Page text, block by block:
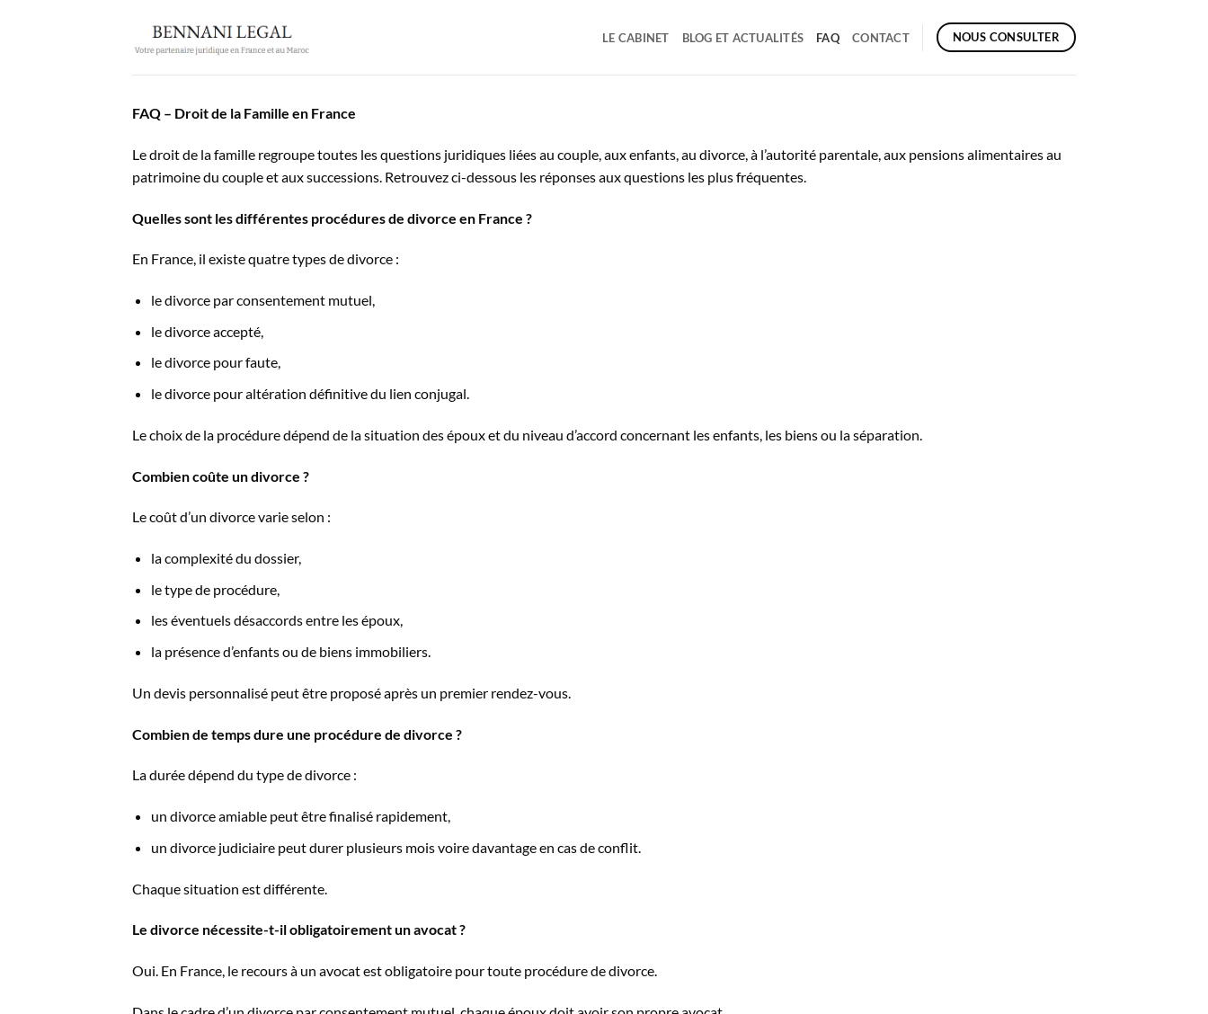
LE CABINET BLOG ET ACTUALITÉS FAQ CONTACT NOUS CONSULTER
FAQ – Droit de la Famille en France
Le droit de la famille regroupe toutes les questions juridiques liées au couple, aux enfants, au divorce, à l’autorité parentale, aux pensions alimentaires au
patrimoine du couple et aux successions. Retrouvez ci-dessous les réponses aux questions les plus fréquentes.
Quelles sont les différentes procédures de divorce en France ?
En France, il existe quatre types de divorce :
le divorce par consentement mutuel,
le divorce accepté,
le divorce pour faute,
le divorce pour altération définitive du lien conjugal.
Le choix de la procédure dépend de la situation des époux et du niveau d’accord concernant les enfants, les biens ou la séparation.
Combien coûte un divorce ?
Le coût d’un divorce varie selon :
la complexité du dossier,
le type de procédure,
les éventuels désaccords entre les époux,
la présence d’enfants ou de biens immobiliers.
Un devis personnalisé peut être proposé après un premier rendez-vous.
Combien de temps dure une procédure de divorce ?
La durée dépend du type de divorce :
un divorce amiable peut être finalisé rapidement,
un divorce judiciaire peut durer plusieurs mois voire davantage en cas de conflit.
Chaque situation est différente.
Le divorce nécessite-t-il obligatoirement un avocat ?
Oui. En France, le recours à un avocat est obligatoire pour toute procédure de divorce.